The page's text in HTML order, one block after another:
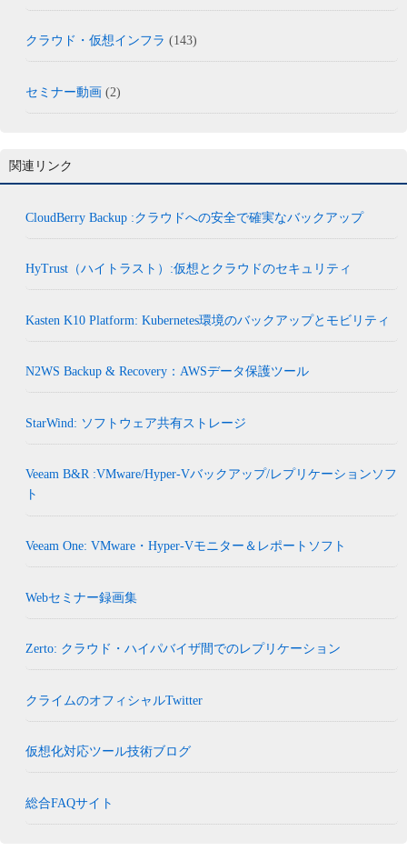
クラウド・仮想インフラ (143)
セミナー動画 (2)
関連リンク
CloudBerry Backup :クラウドへの安全で確実なバックアップ
HyTrust（ハイトラスト）:仮想とクラウドのセキュリティ
Kasten K10 Platform: Kubernetes環境のバックアップとモビリティ
N2WS Backup & Recovery：AWSデータ保護ツール
StarWind: ソフトウェア共有ストレージ
Veeam B&R :VMware/Hyper-Vバックアップ/レプリケーションソフ
ト
Veeam One: VMware・Hyper-Vモニター＆レポートソフト
Webセミナー録画集
Zerto: クラウド・ハイパバイザ間でのレプリケーション
クライムのオフィシャルTwitter
仮想化対応ツール技術ブログ
総合FAQサイト